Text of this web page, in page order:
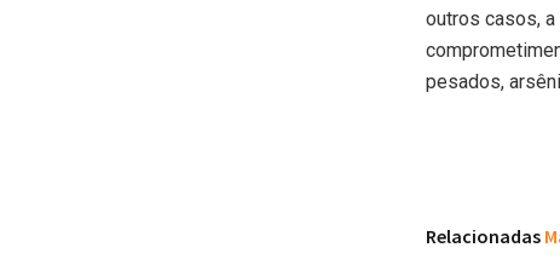
outros casos,
pesados,
Relacionadas